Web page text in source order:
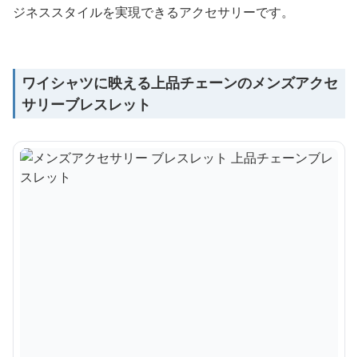
ジネススタイルを実現できるアクセサリーです。
ワイシャツに映える上品チェーンのメンズアクセ
サリーブレスレット